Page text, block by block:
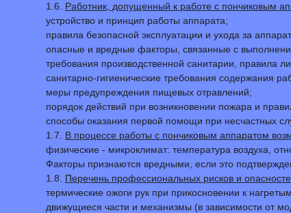
1.6. Работник, допущенный к работе с пончиковым
устройство и принцип работы аппарата;
правила безопасной эксплуатации и ухода за
опасные и вредные факторы, связанные с
требования производственной санитарии, правила
санитарно-гигиенические требования содержания
меры предупреждения пищевых отравлений;
порядок действий при возникновении пожара и
способы оказания первой помощи при несчастных
1.7. В процессе работы с пончиковым аппаратом
физические - микроклимат: температура воздуха,
Факторы признаются вредными, если это
1.8. Перечень профессиональных рисков и
термические ожоги рук при прикосновении к
движущиеся части и механизмы (в зависимости от